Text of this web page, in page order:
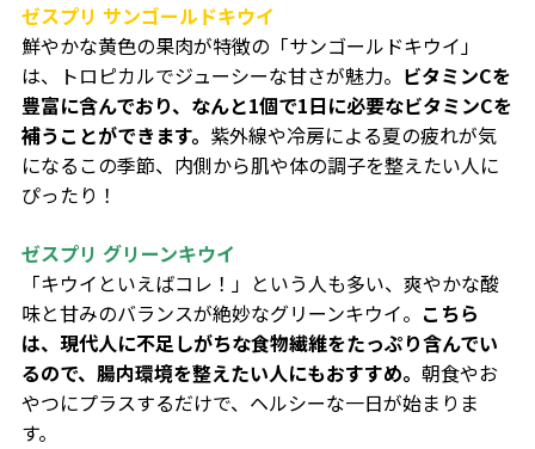
ゼスプリ サンゴールドキウイ
鮮やかな黄色の果肉が特徴の「サンゴールドキウイ」
は、トロピカルでジューシーな甘さが魅力。 ビタミンCを
豊富に含んでおり、なんと1個で1日に必要なビタミンCを
補うことができます。 紫外線や冷房による夏の疲れが気
になるこの季節、内側から肌や体の調子を整えたい人に
ぴったり！
ゼスプリ グリーンキウイ
「キウイといえばコレ！」という人も多い、爽やかな酸
味と甘みのバランスが絶妙なグリーンキウイ。 こちら
は、現代人に不足しがちな食物繊維をたっぷり含んでい
るので、腸内環境を整えたい人にもおすすめ。 朝食やお
やつにプラスするだけで、ヘルシーな一日が始まりま
す。